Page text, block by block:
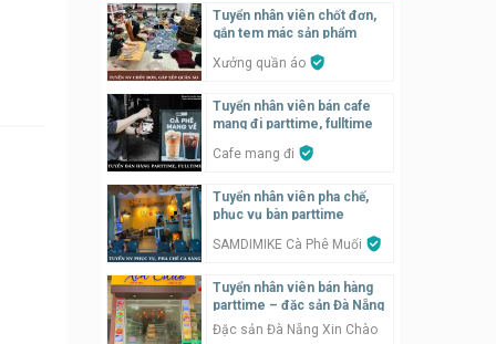
– hỗ trợ ăn ở
Quán bánh đa cua
parttime
Tuyển nhân viên bán hàng
parttime
Húp Tea
Tuyển nhân viên pha chế
tiệm trà sữa
TRÀ SỮA THÁI LAN
Tuyển nhân viên chốt đơn,
gắn tem mác sản phẩm
Xưởng quần áo
Tuyển nhân viên bán cafe
mang đi parttime, fulltime
Cafe mang đi
Tuyển nhân viên pha chế,
phục vụ bàn parttime
SAMDIMIKE Cà Phê Muối
Tuyển nhân viên bán hàng
parttime – đặc sản Đà Nẵng
Đặc sản Đà Nẵng Xin Chào